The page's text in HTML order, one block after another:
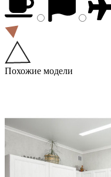
Похожие модели